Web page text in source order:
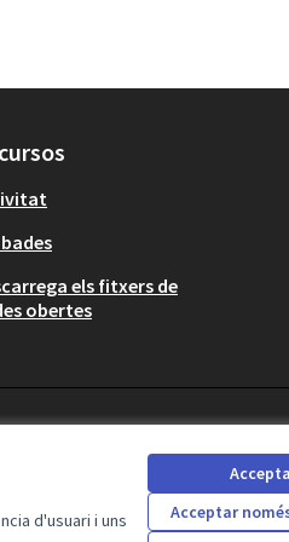
d'usuari i uns
Acceptar
els fitxers de
obertes